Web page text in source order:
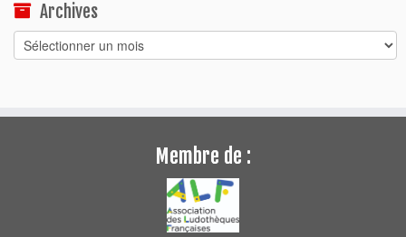
Archives
Archives
Membre de :